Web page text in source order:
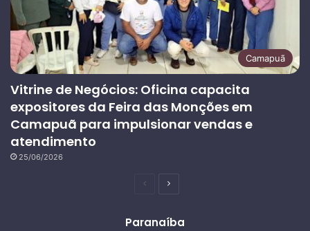
Camapuã
Vitrine de Negócios: Oficina capacita
expositores da Feira das Monções em
Camapuã para impulsionar vendas e
atendimento
25/06/2026
PáginaPróxima
Paranaíba